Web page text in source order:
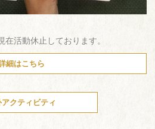
活動休止しております。
細はこちら
アクティビティ